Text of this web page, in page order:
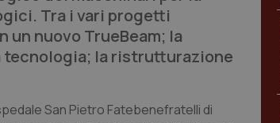
Tra i vari progetti
nuovo TrueBeam; la
tecnologia; la ristrutturazione
San Pietro Fatebenefratelli di